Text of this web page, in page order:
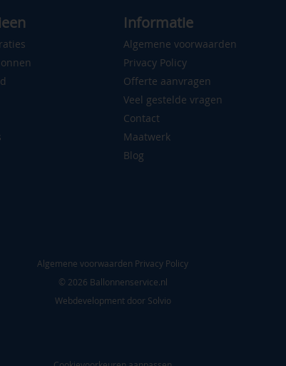
Informatie
Algemene voorwaarden
Privacy Policy
Offerte aanvragen
Veel gestelde vragen
Contact
Maatwerk
Blog
Algemene voorwaarden Privacy Policy
© 2026 Ballonnenservice.nl
Webdevelopment door Solvio